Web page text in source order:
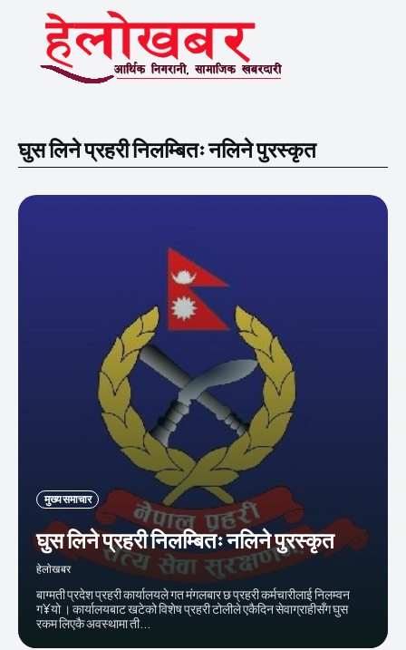
घुस लिने प्रहरी निलम्बितः नलिने पुरस्कृत
मुख्य समाचार
घुस लिने प्रहरी निलम्बितः नलिने पुरस्कृत
हेलाेखबर
बाग्मती प्रदेश प्रहरी कार्यालयले गत मंगलबार छ प्रहरी कर्मचारीलाई निलम्वन
ग¥यो । कार्यालयबाट खटेको विशेष प्रहरी टोलीले एकैदिन सेवाग्राहीसँग घुस
रकम लिएकै अवस्थामा ती...